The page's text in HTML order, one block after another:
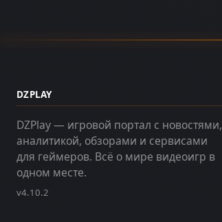
DZPLAY
DZPlay — игровой портал с новостями,
аналитикой, обзорами и сервисами
для геймеров. Всё о мире видеоигр в
одном месте.
v4.10.2